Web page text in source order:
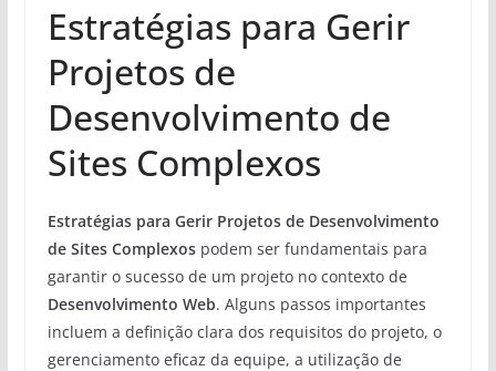
Estratégias para Gerir
Projetos de
Desenvolvimento de
Sites Complexos
Estratégias para Gerir Projetos de Desenvolvimento
de Sites Complexospodem ser fundamentais para
garantir o sucesso de um projeto no contexto de
Desenvolvimento Web. Alguns passos importantes
incluem a definição clara dos requisitos do projeto, o
gerenciamento eficaz da equipe, a utilização de